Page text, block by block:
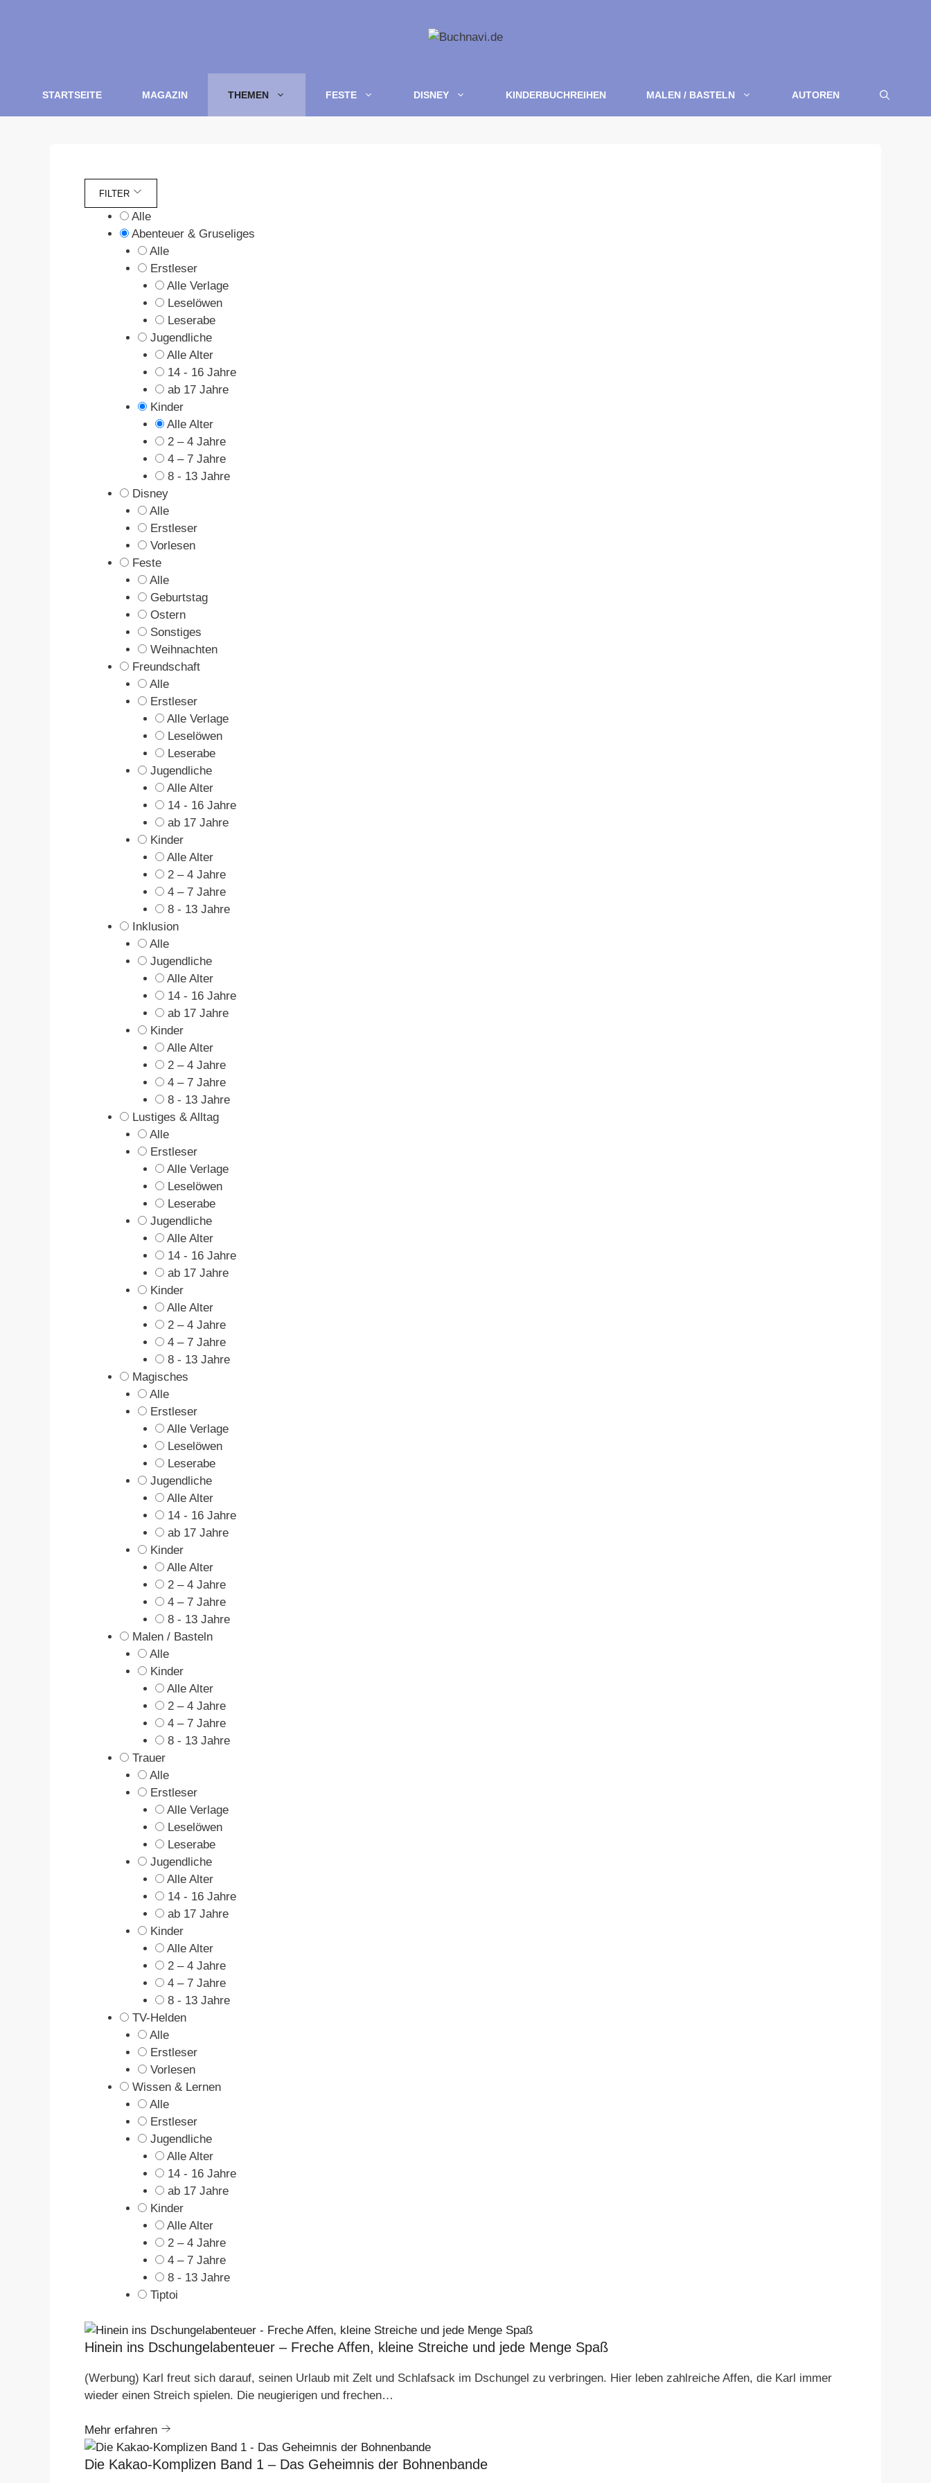
STARTSEITE MAGAZIN THEMEN FESTE DISNEY KINDERBUCHREIHEN MALEN / BASTELN AUTOREN
FILTER
Alle
Abenteuer & Gruseliges
Alle
Erstleser
Alle Verlage
Leselöwen
Leserabe
Jugendliche
Alle Alter
14 - 16 Jahre
ab 17 Jahre
Kinder
Alle Alter
2 – 4 Jahre
4 – 7 Jahre
8 - 13 Jahre
Disney
Alle
Erstleser
Vorlesen
Feste
Alle
Geburtstag
Ostern
Sonstiges
Weihnachten
Freundschaft
Alle
Erstleser
Alle Verlage
Leselöwen
Leserabe
Jugendliche
Alle Alter
14 - 16 Jahre
ab 17 Jahre
Kinder
Alle Alter
2 – 4 Jahre
4 – 7 Jahre
8 - 13 Jahre
Inklusion
Alle
Jugendliche
Alle Alter
14 - 16 Jahre
ab 17 Jahre
Kinder
Alle Alter
2 – 4 Jahre
4 – 7 Jahre
8 - 13 Jahre
Lustiges & Alltag
Alle
Erstleser
Alle Verlage
Leselöwen
Leserabe
Jugendliche
Alle Alter
14 - 16 Jahre
ab 17 Jahre
Kinder
Alle Alter
2 – 4 Jahre
4 – 7 Jahre
8 - 13 Jahre
Magisches
Alle
Erstleser
Alle Verlage
Leselöwen
Leserabe
Jugendliche
Alle Alter
14 - 16 Jahre
ab 17 Jahre
Kinder
Alle Alter
2 – 4 Jahre
4 – 7 Jahre
8 - 13 Jahre
Malen / Basteln
Alle
Kinder
Alle Alter
2 – 4 Jahre
4 – 7 Jahre
8 - 13 Jahre
Trauer
Alle
Erstleser
Alle Verlage
Leselöwen
Leserabe
Jugendliche
Alle Alter
14 - 16 Jahre
ab 17 Jahre
Kinder
Alle Alter
2 – 4 Jahre
4 – 7 Jahre
8 - 13 Jahre
TV-Helden
Alle
Erstleser
Vorlesen
Wissen & Lernen
Alle
Erstleser
Jugendliche
Alle Alter
14 - 16 Jahre
ab 17 Jahre
Kinder
Alle Alter
2 – 4 Jahre
4 – 7 Jahre
8 - 13 Jahre
Tiptoi
Hinein ins Dschungelabenteuer – Freche Affen, kleine Streiche und jede Menge Spaß
(Werbung) Karl freut sich darauf, seinen Urlaub mit Zelt und Schlafsack im Dschungel zu verbringen. Hier leben zahlreiche Affen, die Karl immer
wieder einen Streich spielen. Die neugierigen und frechen…
Mehr erfahren
Die Kakao-Komplizen Band 1 – Das Geheimnis der Bohnenbande